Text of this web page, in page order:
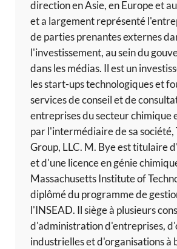
direction en Asie, en Europe et
et a largement représenté
de parties prenantes externes
l'investissement, au sein du
dans les médias. Il est un
les start-ups technologiques et
services de conseil et de
entreprises du secteur chimique
par l'intermédiaire de sa société,
Group, LLC. M. Bye est titulaire
et d'une licence en génie
Massachusetts Institute of
diplômé du programme de
l'INSEAD. Il siège à plusieurs
d'administration d'entreprises,
industrielles et d'organisations à